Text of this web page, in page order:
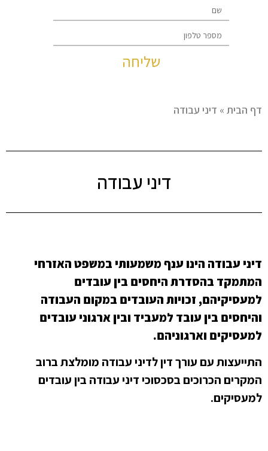
שליחה
דף הבית » דיני עבודה
דיני עבודה
דיני עבודה הינו ענף משמעותי במשפט האזרחי
המתמקד בהסדרת היחסים בין עובדים
למעסיקיהם, זכויות העובדים במקום העבודה
והיחסים בין עובד למעביד ובין ארגוני עובדים
למעסיקים וארגוניהם.
התייעצות עם עורך דין לדיני עבודה מומלצת ברוב
המקרים הכרוכים בסכסוכי דיני עבודה בין עובדים
למעסיקים.